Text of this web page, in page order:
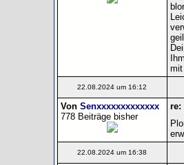
mit
22.08.2024 um 16:12
Von Senxxxxxxxxxxxxx
778 Beiträge bisher
re:
22.08.2024 um 16:38